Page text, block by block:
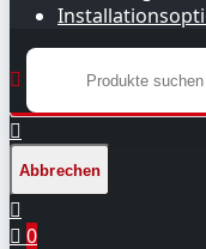


Abbrechen

 0